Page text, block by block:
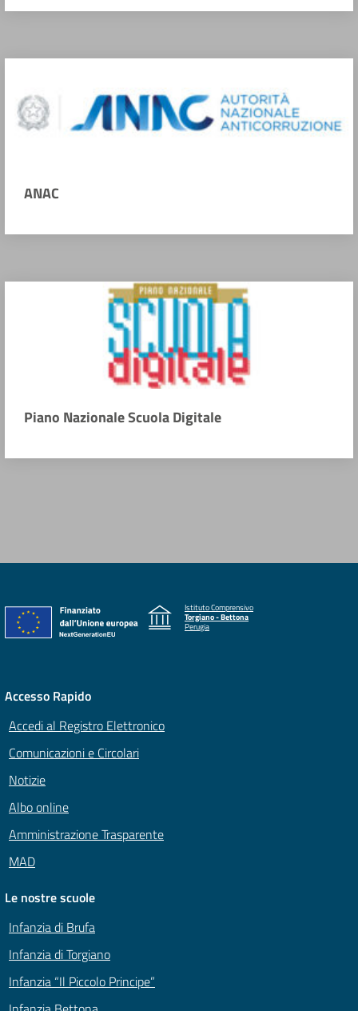
ANAC
Piano Nazionale Scuola Digitale
Istituto Comprensivo
Torgiano - Bettona
Perugia
Accesso Rapido
Accedi al Registro Elettronico
Comunicazioni e Circolari
Notizie
Albo online
Amministrazione Trasparente
MAD
Le nostre scuole
Infanzia di Brufa
Infanzia di Torgiano
Infanzia “Il Piccolo Principe”